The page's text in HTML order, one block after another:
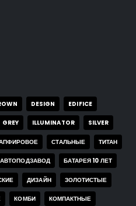
DESIGN EDIFICE
GREY ILLUMINATOR SILVER
СТАЛЬНЫЕ ТИТАН
АВТОПОДЗАВОД БАТАРЕЯ 10 ЛЕТ
ДИЗАЙН ЗОЛОТИСТЫЕ
КОМБИ КОМПАКТНЫЕ